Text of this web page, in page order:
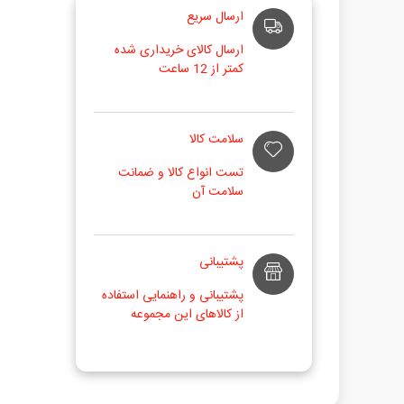
ارسال سریع
ارسال کالای خریداری شده
کمتر از 12 ساعت
سلامت کالا
تست انواع کالا و ضمانت
سلامت آن
پشتیبانی
پشتیبانی و راهنمایی استفاده
از کالاهای این مجموعه